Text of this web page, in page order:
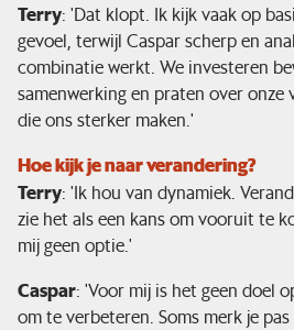
Terry: 'Dat klopt. Ik kijk vaak op
gevoel, terwijl Caspar scherp en
combinatie werkt. We investeren
samenwerking en praten over
die ons sterker maken.'
Hoe kijk je naar verandering?
Terry: 'Ik hou van dynamiek.
zie het als een kans om vooruit te
mij geen optie.'
Caspar: 'Voor mij is het geen doel
om te verbeteren. Soms merk je